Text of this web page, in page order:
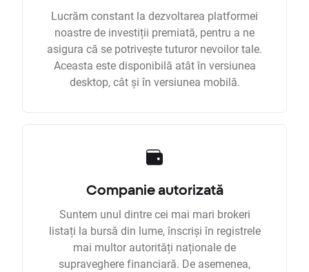
Lucrăm constant la dezvoltarea platformei
noastre de investiții premiată, pentru a ne
asigura că se potrivește tuturor nevoilor tale.
Aceasta este disponibilă atât în versiunea
desktop, cât și în versiunea mobilă.
Companie autorizată
Suntem unul dintre cei mai mari brokeri
listați la bursă din lume, înscriși în registrele
mai multor autorități naționale de
supraveghere financiară. De asemenea,